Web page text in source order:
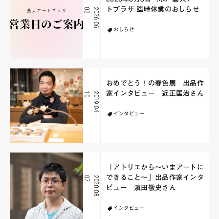
2
0
2
6
-
0
6
-
0
2
トプラザ 臨時休業のおしらせ
おしらせ
2
0
1
9
-
0
4
-
1
0
おめでとう！の春色展 出品作
家インタビュー 近正匡治さん
インタビュー
2
0
2
0
-
0
8
-
0
7
「アトリエから～いまアートに
できること～」出品作家インタ
ビュー 濵田敬史さん
インタビュー